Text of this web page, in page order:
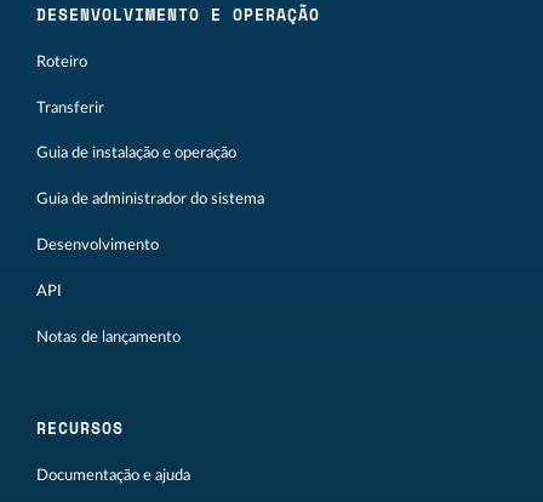
DESENVOLVIMENTO E OPERAÇÃO
Roteiro
Transferir
Guia de instalação e operação
Guia de administrador do sistema
Desenvolvimento
API
Notas de lançamento
RECURSOS
Documentação e ajuda